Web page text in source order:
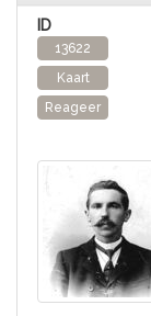
13622
Kaart
Reageer